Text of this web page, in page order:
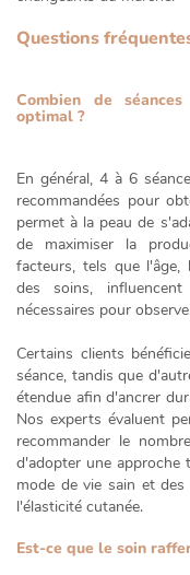
Questions
Combien de
optimal ?
En général,4 à 6
recommandées pour
permet à la peau de
de maximiser la
facteurs, tels que l'âge,
des soins,
nécessaires pour
Certains clients
séance, tandis que
étendue afin d'ancrer
Nos experts évaluent
recommander le
d'adopter une approche
mode de vie sain et
l'élasticité cutanée.
Est-ce que le soin